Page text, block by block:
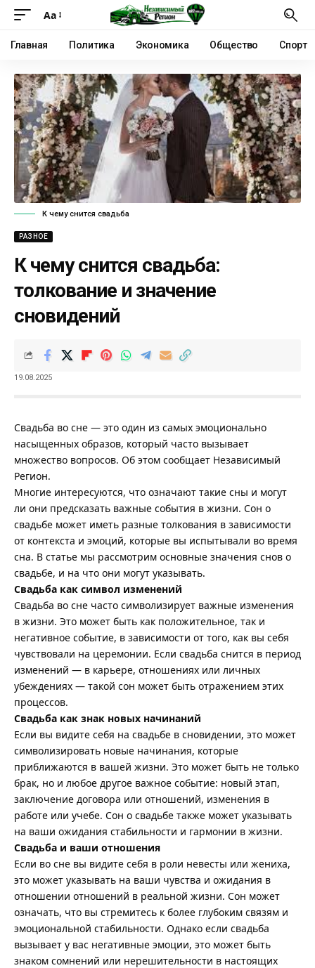
Аа
Главная Политика Экономика Общество Спорт
К чему снится свадьба
РАЗНОЕ
К чему снится свадьба:
толкование и значение
сновидений
19.08.2025
Свадьба во сне — это один из самых эмоционально
насыщенных образов, который часто вызывает
множество вопросов. Об этом сообщает Независимый
Регион.
Многие интересуются, что означают такие сны и могут
ли они предсказать важные события в жизни. Сон о
свадьбе может иметь разные толкования в зависимости
от контекста и эмоций, которые вы испытывали во время
сна. В статье мы рассмотрим основные значения снов о
свадьбе, и на что они могут указывать.
Свадьба как символ изменений
Свадьба во сне часто символизирует важные изменения
в жизни. Это может быть как положительное, так и
негативное событие, в зависимости от того, как вы себя
чувствовали на церемонии. Если свадьба снится в период
изменений — в карьере, отношениях или личных
убеждениях — такой сон может быть отражением этих
процессов.
Свадьба как знак новых начинаний
Если вы видите себя на свадьбе в сновидении, это может
символизировать новые начинания, которые
приближаются в вашей жизни. Это может быть не только
брак, но и любое другое важное событие: новый этап,
заключение договора или отношений, изменения в
работе или учебе. Сон о свадьбе также может указывать
на ваши ожидания стабильности и гармонии в жизни.
Свадьба и ваши отношения
Если во сне вы видите себя в роли невесты или жениха,
это может указывать на ваши чувства и ожидания в
отношении отношений в реальной жизни. Сон может
означать, что вы стремитесь к более глубоким связям и
эмоциональной стабильности. Однако если свадьба
вызывает у вас негативные эмоции, это может быть
знаком сомнений или нерешительности в настоящих